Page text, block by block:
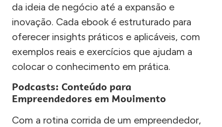
da ideia de negócio até a expansão e
inovação. Cada ebook é estruturado para
oferecer insights práticos e aplicáveis, com
exemplos reais e exercícios que ajudam a
colocar o conhecimento em prática.
Podcasts: Conteúdo para
Empreendedores em Movimento
Com a rotina corrida de um empreendedor,